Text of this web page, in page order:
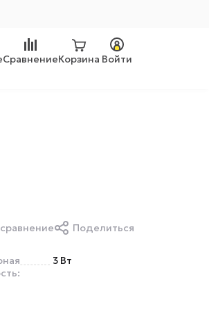
СравнениеКорзина Войти
Поделиться
3 Вт